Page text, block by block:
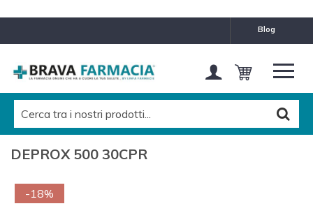
blog
DEPROX 500 30CPR
-18%